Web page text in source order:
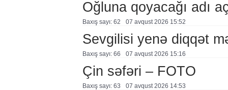
Oğluna qoyacağı adı
Baxış sayı: 62 07 avqust 2026 15:52
Sevgilisi yenə diqqət
Baxış sayı: 66 07 avqust 2026 15:16
Çin səfəri – FOTO
Baxış sayı: 63 07 avqust 2026 14:53